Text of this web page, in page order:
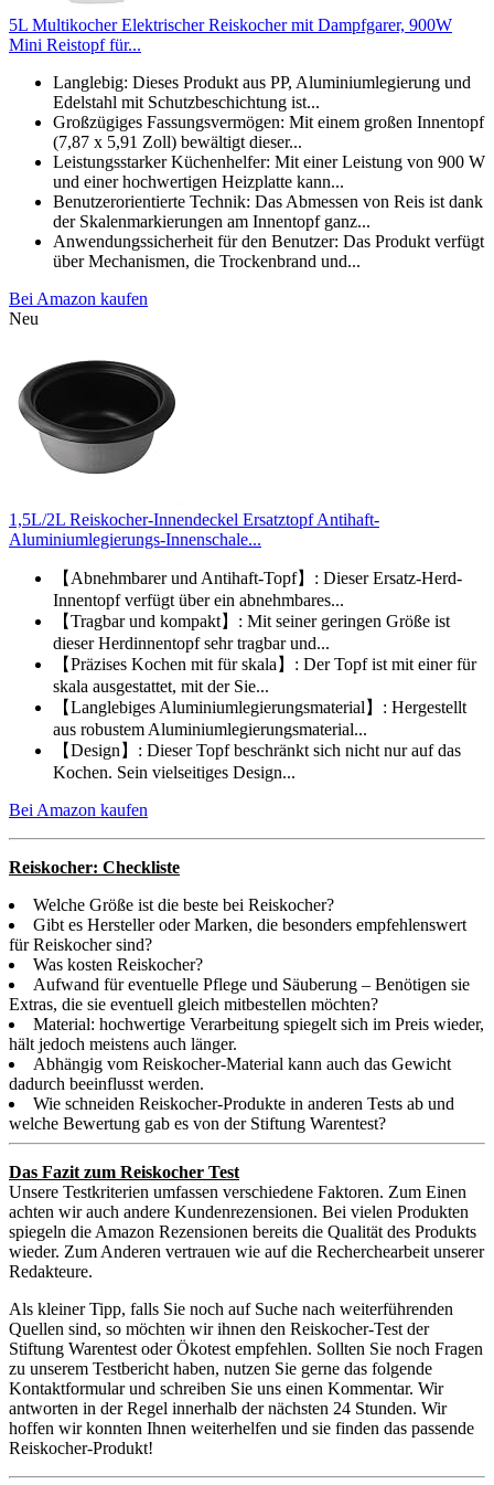
5L Multikocher Elektrischer Reiskocher mit Dampfgarer, 900W
Mini Reistopf für...
Langlebig: Dieses Produkt aus PP, Aluminiumlegierung und
Edelstahl mit Schutzbeschichtung ist...
Großzügiges Fassungsvermögen: Mit einem großen Innentopf
(7,87 x 5,91 Zoll) bewältigt dieser...
Leistungsstarker Küchenhelfer: Mit einer Leistung von 900 W
und einer hochwertigen Heizplatte kann...
Benutzerorientierte Technik: Das Abmessen von Reis ist dank
der Skalenmarkierungen am Innentopf ganz...
Anwendungssicherheit für den Benutzer: Das Produkt verfügt
über Mechanismen, die Trockenbrand und...
Bei Amazon kaufen
Neu
1,5L/2L Reiskocher-Innendeckel Ersatztopf Antihaft-
Aluminiumlegierungs-Innenschale...
【Abnehmbarer und Antihaft-Topf】: Dieser Ersatz-Herd-
Innentopf verfügt über ein abnehmbares...
【Tragbar und kompakt】: Mit seiner geringen Größe ist
dieser Herdinnentopf sehr tragbar und...
【Präzises Kochen mit für skala】: Der Topf ist mit einer für
skala ausgestattet, mit der Sie...
【Langlebiges Aluminiumlegierungsmaterial】: Hergestellt
aus robustem Aluminiumlegierungsmaterial...
【Design】: Dieser Topf beschränkt sich nicht nur auf das
Kochen. Sein vielseitiges Design...
Bei Amazon kaufen
Reiskocher: Checkliste
Welche Größe ist die beste bei Reiskocher?
Gibt es Hersteller oder Marken, die besonders empfehlenswert
für Reiskocher sind?
Was kosten Reiskocher?
Aufwand für eventuelle Pflege und Säuberung – Benötigen sie
Extras, die sie eventuell gleich mitbestellen möchten?
Material: hochwertige Verarbeitung spiegelt sich im Preis wieder,
hält jedoch meistens auch länger.
Abhängig vom Reiskocher-Material kann auch das Gewicht
dadurch beeinflusst werden.
Wie schneiden Reiskocher-Produkte in anderen Tests ab und
welche Bewertung gab es von der Stiftung Warentest?
Das Fazit zum Reiskocher Test
Unsere Testkriterien umfassen verschiedene Faktoren. Zum Einen
achten wir auch andere Kundenrezensionen. Bei vielen Produkten
spiegeln die Amazon Rezensionen bereits die Qualität des Produkts
wieder. Zum Anderen vertrauen wie auf die Recherchearbeit unserer
Redakteure.
Als kleiner Tipp, falls Sie noch auf Suche nach weiterführenden
Quellen sind, so möchten wir ihnen den Reiskocher-Test der
Stiftung Warentest oder Ökotest empfehlen. Sollten Sie noch Fragen
zu unserem Testbericht haben, nutzen Sie gerne das folgende
Kontaktformular und schreiben Sie uns einen Kommentar. Wir
antworten in der Regel innerhalb der nächsten 24 Stunden. Wir
hoffen wir konnten Ihnen weiterhelfen und sie finden das passende
Reiskocher-Produkt!